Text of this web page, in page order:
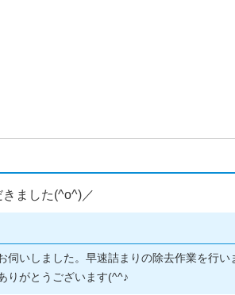
ました(^o^)／
いしました。早速詰まりの除去作業を行い
りがとうございます(^^♪